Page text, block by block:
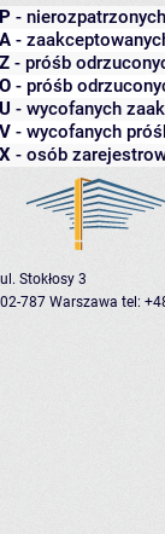
P -
A -
Z - próśb
O - próśb
U - wycofanych
V - wycofanych
X - osób
ul. Stokłosy 3
02-787 Warszawa tel: